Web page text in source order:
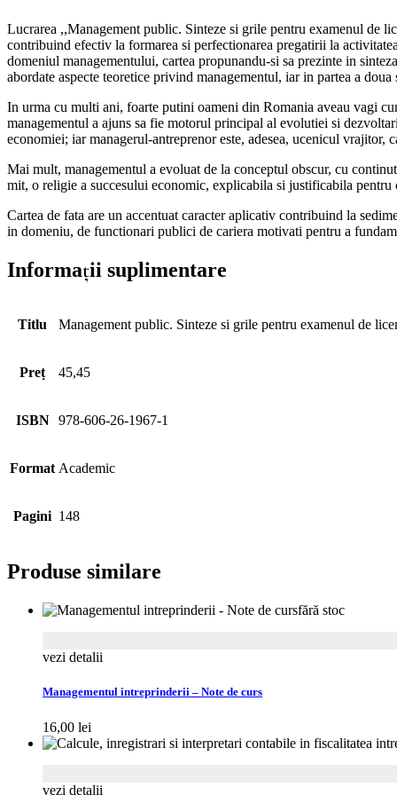
Lucrarea ,,Management public. Sinteze si grile pentru examenul de
contribuind efectiv la formarea si perfectionarea pregatirii la
domeniul managementului, cartea propunandu-si sa prezinte in
abordate aspecte teoretice privind managementul, iar in partea a
In urma cu multi ani, foarte putini oameni din Romania aveau vagi
managementul a ajuns sa fie motorul principal al evolutiei si
economiei; iar managerul-antreprenor este, adesea, ucenicul
Mai mult, managementul a evoluat de la conceptul obscur, cu
mit, o religie a succesului economic, explicabila si justificabila
Cartea de fata are un accentuat caracter aplicativ contribuind la
in domeniu, de functionari publici de cariera motivati pentru a
Informații suplimentare
Titlu Management public. Sinteze si grile pentru examenul de
Preț 45,45
ISBN 978-606-26-1967-1
Format Academic
Pagini 148
Produse similare
fără stoc
vezi detalii
Managementul intreprinderii – Note de curs
16,00 lei
vezi detalii